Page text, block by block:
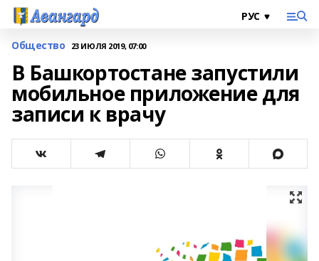
Общество 23 ИЮЛЯ 2019, 07:00
В Башкортостане запустили
мобильное приложение для
записи к врачу